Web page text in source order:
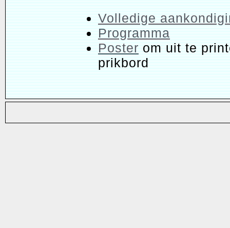
Volledige
Programma
Posterom uit te
prikbord